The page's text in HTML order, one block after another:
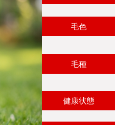
毛色
毛種
健康状態